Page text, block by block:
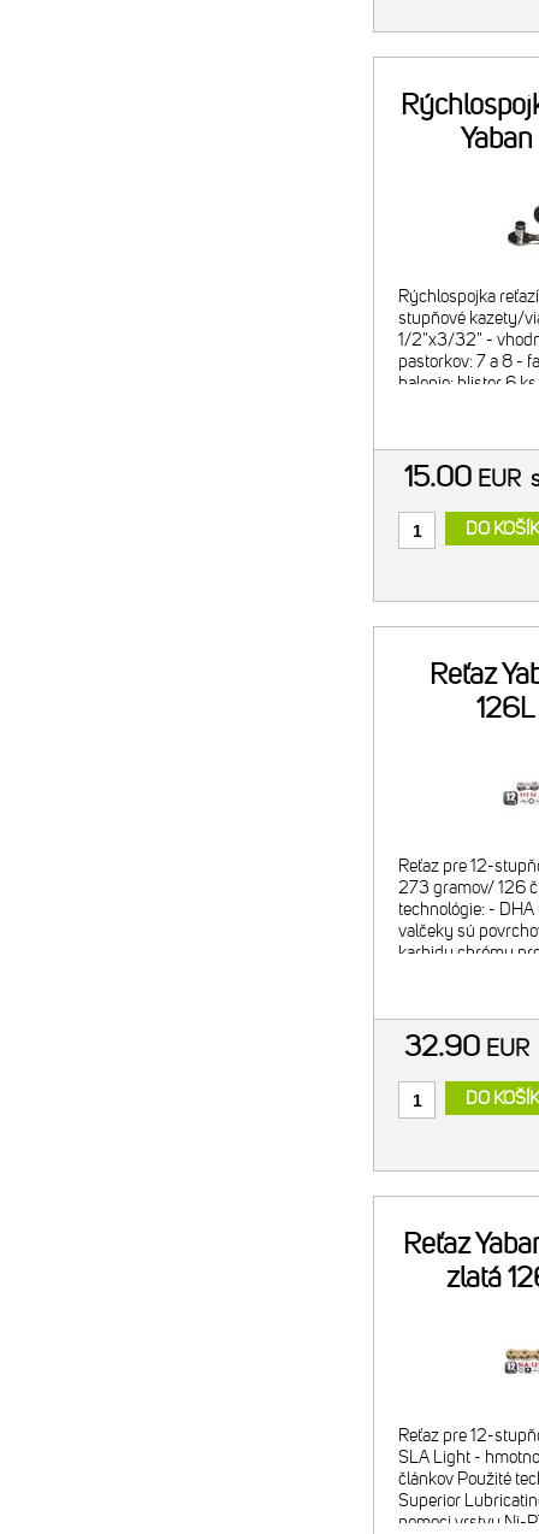
Rýchlospojka
stupňové kazety/
1/2"x3/32" -
pastorkov: 7 a 8 -
balenie: blister 6 ks
15.00 EUR
DO
Reťaz
126L
Reťaz pre 12-
273 gramov/ 126
technológie: -
valčeky sú
karbidu chrómu
32.90 EUR
DO
Reťaz
zlatá
Reťaz pre 12-
SLA Light -
článkov Použité
Superior
pomoci vrstvy Ni-